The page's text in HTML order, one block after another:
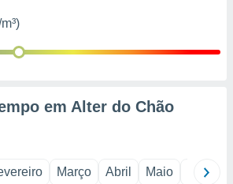
em Alter do Chão
Março Abril Maio Junho